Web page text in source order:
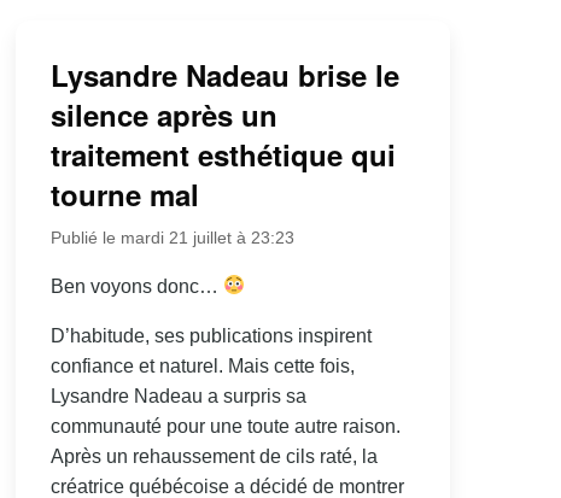
Lysandre Nadeau brise le
silence après un
traitement esthétique qui
tourne mal
Publié le mardi 21 juillet à 23:23
Ben voyons donc…
D’habitude, ses publications inspirent
confiance et naturel. Mais cette fois,
Lysandre Nadeau a surpris sa
communauté pour une toute autre raison.
Après un rehaussement de cils raté, la
créatrice québécoise a décidé de montrer